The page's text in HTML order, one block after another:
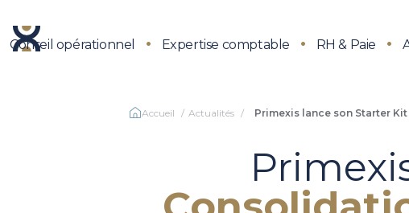
Conseil opérationnel Expertise comptable RH & Paie
Accueil Actualités Primexis lance son Starter